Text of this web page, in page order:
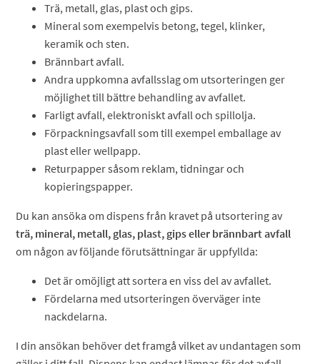
Trä, metall, glas, plast och gips.
Mineral som exempelvis betong, tegel, klinker,
keramik och sten.
Brännbart avfall.
Andra uppkomna avfallsslag om utsorteringen ger
möjlighet till bättre behandling av avfallet.
Farligt avfall, elektroniskt avfall och spillolja.
Förpackningsavfall som till exempel emballage av
plast eller wellpapp.
Returpapper såsom reklam, tidningar och
kopieringspapper.
Du kan ansöka om dispens från kravet på utsortering av
trä, mineral, metall, glas, plast, gipseller brännbart avfall
om någon av följande förutsättningar är uppfyllda:
Det är omöjligt att sortera en viss del av avfallet.
Fördelarna med utsorteringen överväger inte
nackdelarna.
I din ansökan behöver det framgå vilket av undantagen som